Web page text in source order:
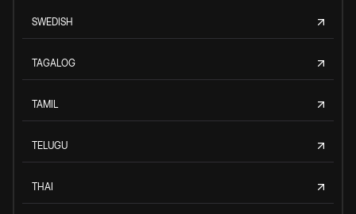
SWEDISH
TAGALOG
TAMIL
TELUGU
THAI